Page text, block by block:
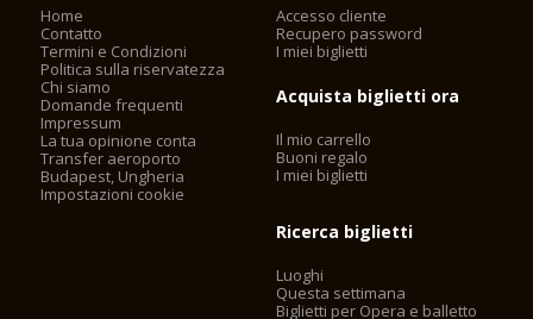
Home
Contatto
Termini e Condizioni
Politica sulla riservatezza
Chi siamo
Domande frequenti
Impressum
La tua opinione conta
Transfer aeroporto
Budapest, Ungheria
Impostazioni cookie
Accesso cliente
Recupero password
I miei biglietti
Acquista biglietti ora
Il mio carrello
Buoni regalo
I miei biglietti
Ricerca biglietti
Luoghi
Questa settimana
Biglietti per Opera e balletto